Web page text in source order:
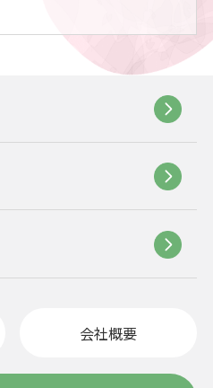
会社概要